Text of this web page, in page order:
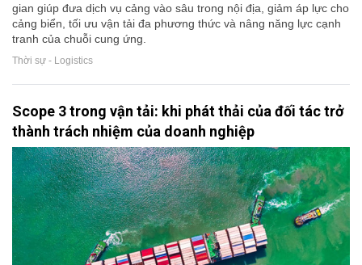
gian giúp đưa dịch vụ cảng vào sâu trong nội địa, giảm áp lực cho
cảng biển, tối ưu vận tải đa phương thức và nâng năng lực cạnh
tranh của chuỗi cung ứng.
Thời sự - Logistics
Scope 3 trong vận tải: khi phát thải của đối tác trở
thành trách nhiệm của doanh nghiệp